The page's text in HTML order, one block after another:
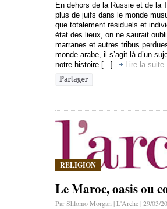
En dehors de la Russie et de la
plus de juifs dans le monde
que totalement résiduels et
état des lieux, on ne saurait
marranes et autres tribus
monde arabe, il s’agit là d’un
notre histoire [...]
Lire la suite
RELIGION
Le Maroc, oasis ou
Par Shlomo Morgan | L'Arche | 29/03/